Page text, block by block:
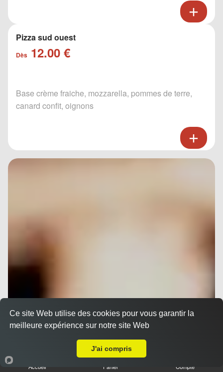
Pizza sud ouest
Dès 12.00 €
Base crème fraiche, mozzarella, pommes de terre,
canard confit, oignons
Accueil Panier Compte
Ce site Web utilise des cookies pour vous garantir la
meilleure expérience sur notre site Web
J'ai compris